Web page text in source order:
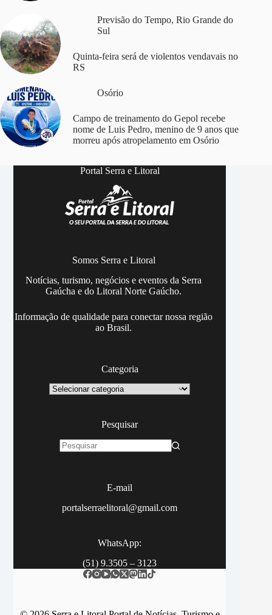
Previsão do Tempo, Rio Grande do
Sul
Quinta-feira será de violentos vendavais no
RS
Osório
Campo de treinamento do Gepol recebe
nome de Luis Pedro, menino de 9 anos que
morreu após atropelamento em Osório
Portal Serra e Litoral
Somos Serra e Litoral
Notícias, turismo, negócios e eventos da Serra
Gaúcha e do Litoral Norte Gaúcho.
Informação de qualidade para conectar nossa região
ao Brasil.
Categoria
Categoria
Pesquisar
E-mail
portalserraelitoral@gmail.com
WhatsApp:
(51) 9.3505 – 3123